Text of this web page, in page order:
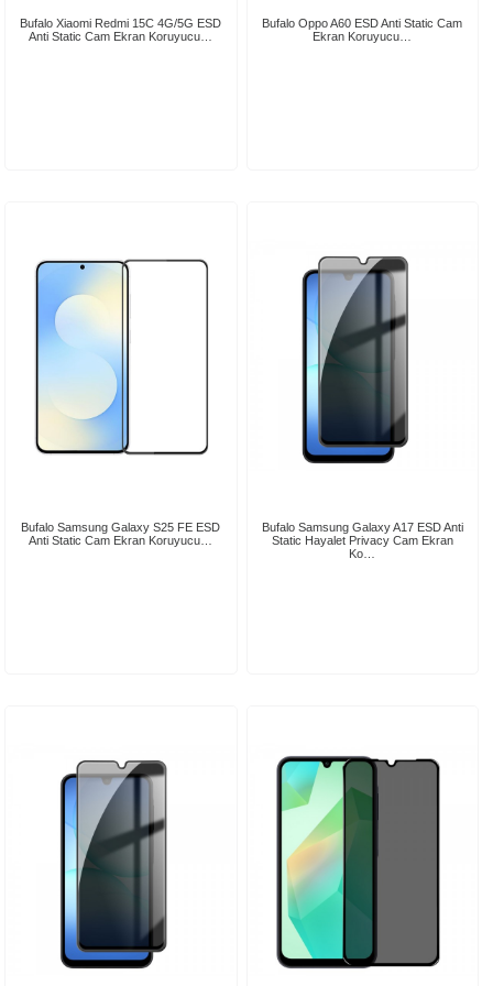
Bufalo Xiaomi Redmi 15C 4G/5G ESD
Anti Static Cam Ekran Koruyucu…
Bufalo Oppo A60 ESD Anti Static Cam
Ekran Koruyucu…
Bufalo Samsung Galaxy S25 FE ESD
Anti Static Cam Ekran Koruyucu…
Bufalo Samsung Galaxy A17 ESD Anti
Static Hayalet Privacy Cam Ekran
Ko…